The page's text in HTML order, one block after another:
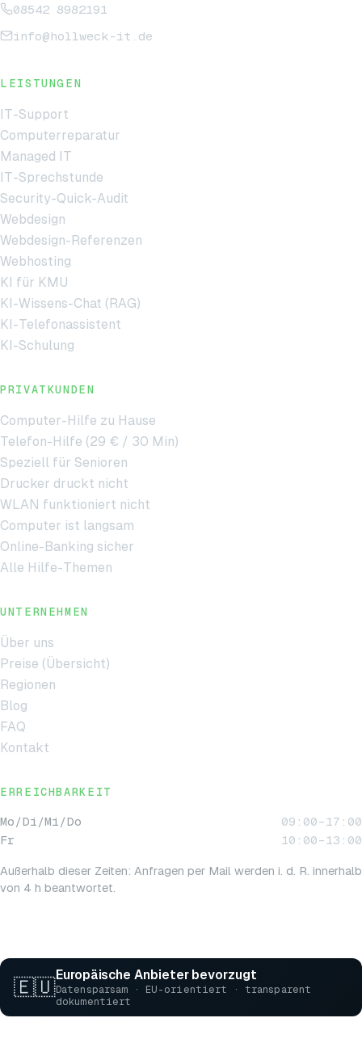
08542 8982191
info@hollweck-it.de
LEISTUNGEN
IT-Support
Computerreparatur
Managed IT
IT-Sprechstunde
Security-Quick-Audit
Webdesign
Webdesign-Referenzen
Webhosting
KI für KMU
KI-Wissens-Chat (RAG)
KI-Telefonassistent
KI-Schulung
PRIVATKUNDEN
Computer-Hilfe zu Hause
Telefon-Hilfe (29 € / 30 Min)
Speziell für Senioren
Drucker druckt nicht
WLAN funktioniert nicht
Computer ist langsam
Online-Banking sicher
Alle Hilfe-Themen
UNTERNEHMEN
Über uns
Preise (Übersicht)
Regionen
Blog
FAQ
Kontakt
ERREICHBARKEIT
Mo/Di/Mi/Do
09:00–17:00
Fr
10:00–13:00
Außerhalb dieser Zeiten: Anfragen per Mail werden i. d. R. innerhalb
von 4 h beantwortet.
🇪🇺
Europäische Anbieter bevorzugt
Datensparsam · EU-orientiert · transparent
dokumentiert